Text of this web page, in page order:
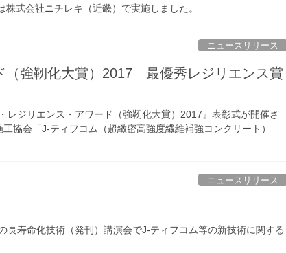
式会社ニチレキ（近畿）で実施しました。
ニュースリリース
（強靭化大賞）2017 最優秀レジリエンス賞
ジリエンス・アワード（強靭化大賞）2017』表彰式が開催さ
協会「J-ティフコム（超緻密高強度繊維補強コンクリート）
ニュースリリース
長寿命化技術（発刊）講演会でJ-ティフコム等の新技術に関する